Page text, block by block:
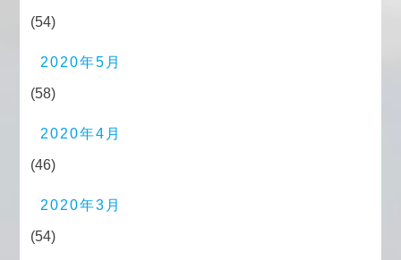
(54)
2020年5月
(58)
2020年4月
(46)
2020年3月
(54)